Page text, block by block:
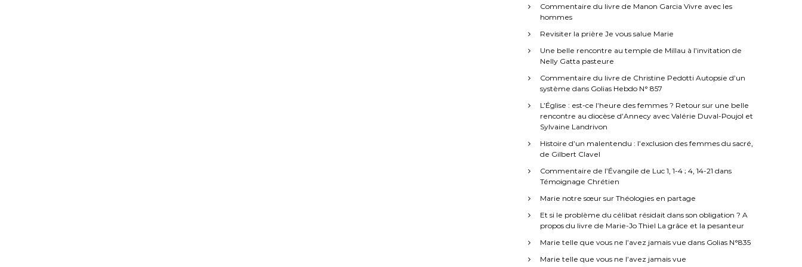
Commentaire du livre de Manon Garcia Vivre avec les
hommes
Revisiter la prière Je vous salue Marie
Une belle rencontre au temple de Millau à l’invitation de
Nelly Gatta pasteure
Commentaire du livre de Christine Pedotti Autopsie d’un
système dans Golias Hebdo N° 857
L’Église : est-ce l’heure des femmes ? Retour sur une belle
rencontre au diocèse d’Annecy avec Valérie Duval-Poujol et
Sylvaine Landrivon
Histoire d’un malentendu : l’exclusion des femmes du sacré,
de Gilbert Clavel
Commentaire de l’Évangile de Luc 1, 1-4 ; 4, 14-21 dans
Témoignage Chrétien
Marie notre sœur sur Théologies en partage
Et si le problème du célibat résidait dans son obligation ? A
propos du livre de Marie-Jo Thiel La grâce et la pesanteur
Marie telle que vous ne l’avez jamais vue dans Golias N°835
Marie telle que vous ne l’avez jamais vue